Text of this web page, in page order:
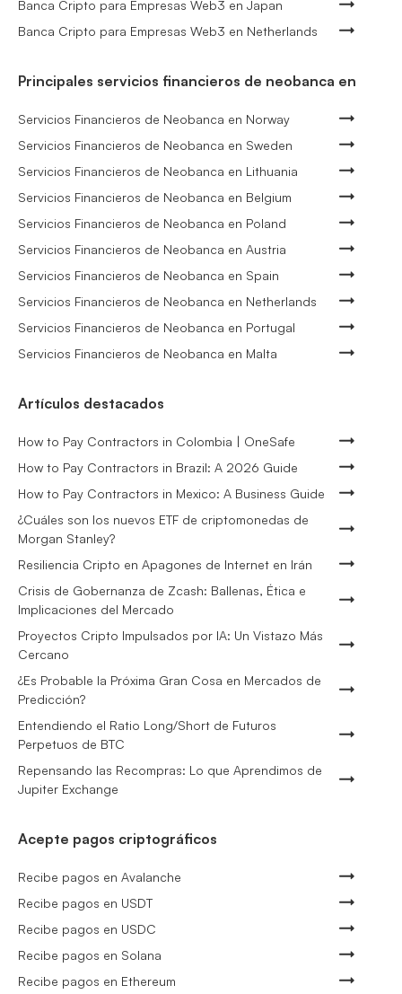
Banca Cripto para Empresas Web3 en Japan
Banca Cripto para Empresas Web3 en Netherlands
Principales servicios financieros de neobanca en
Servicios Financieros de Neobanca en Norway
Servicios Financieros de Neobanca en Sweden
Servicios Financieros de Neobanca en Lithuania
Servicios Financieros de Neobanca en Belgium
Servicios Financieros de Neobanca en Poland
Servicios Financieros de Neobanca en Austria
Servicios Financieros de Neobanca en Spain
Servicios Financieros de Neobanca en Netherlands
Servicios Financieros de Neobanca en Portugal
Servicios Financieros de Neobanca en Malta
Artículos destacados
How to Pay Contractors in Colombia | OneSafe
How to Pay Contractors in Brazil: A 2026 Guide
How to Pay Contractors in Mexico: A Business Guide
¿Cuáles son los nuevos ETF de criptomonedas de
Morgan Stanley?
Resiliencia Cripto en Apagones de Internet en Irán
Crisis de Gobernanza de Zcash: Ballenas, Ética e
Implicaciones del Mercado
Proyectos Cripto Impulsados por IA: Un Vistazo Más
Cercano
¿Es Probable la Próxima Gran Cosa en Mercados de
Predicción?
Entendiendo el Ratio Long/Short de Futuros
Perpetuos de BTC
Repensando las Recompras: Lo que Aprendimos de
Jupiter Exchange
Acepte pagos criptográficos
Recibe pagos en Avalanche
Recibe pagos en USDT
Recibe pagos en USDC
Recibe pagos en Solana
Recibe pagos en Ethereum